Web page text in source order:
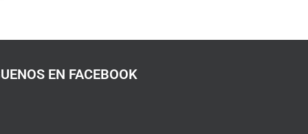
EN FACEBOOK